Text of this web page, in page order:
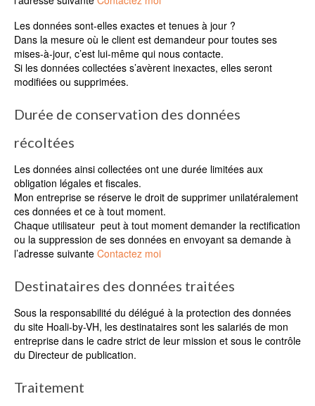
Les données sont-elles exactes et tenues à jour ?
Dans la mesure où le client est demandeur pour toutes ses
mises-à-jour, c’est lui-même qui nous contacte.
Si les données collectées s’avèrent inexactes, elles seront
modifiées ou supprimées.
Durée de conservation des données
récoltées
Les données ainsi collectées ont une durée limitées aux
obligation légales et fiscales.
Mon entreprise se réserve le droit de supprimer unilatéralement
ces données et ce à tout moment.
Chaque utilisateur peut à tout moment demander la rectification
ou la suppression de ses données en envoyant sa demande à
l’adresse suivante Contactez moi
Destinataires des données traitées
Sous la responsabilité du délégué à la protection des données
du site Hoali-by-VH, les destinataires sont les salariés de mon
entreprise dans le cadre strict de leur mission et sous le contrôle
du Directeur de publication.
Traitement